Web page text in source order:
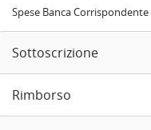
Spese Banca Corrispondente
Sottoscrizione
Rimborso